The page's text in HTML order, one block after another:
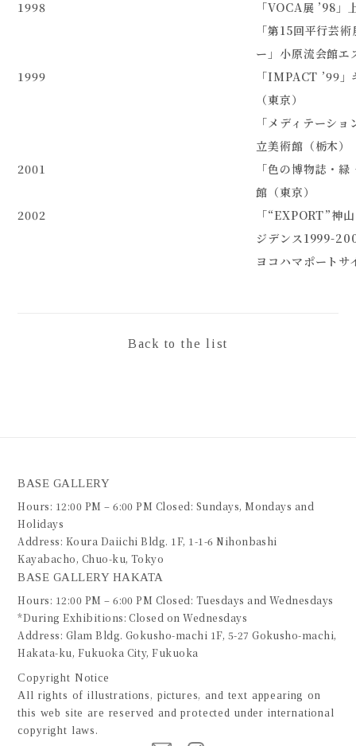
1998
「VOCA展 ’98
「第15回平行芸
ー」小原流会館
1999
「IMPACT ’99
（東京）
「メディテーシ
立美術館（栃木）
2001
「色の博物誌・
館（東京）
2002
「“EXPORT”神
ジデンス1999-
ヨコハマポートサ
Back to the list
BASE GALLERY
Hours: 12:00 PM – 6:00 PM Closed: Sundays, Mondays and
Holidays
Address: Koura Daiichi Bldg. 1F, 1-1-6 Nihonbashi
Kayabacho, Chuo-ku, Tokyo
BASE GALLERY HAKATA
Hours: 12:00 PM – 6:00 PM Closed: Tuesdays and Wednesdays
*During Exhibitions: Closed on Wednesdays
Address: Glam Bldg. Gokusho-machi 1F, 5-27 Gokusho-machi,
Hakata-ku, Fukuoka City, Fukuoka
Copyright Notice
All rights of illustrations, pictures, and text appearing on
this web site are reserved and protected under international
copyright laws.